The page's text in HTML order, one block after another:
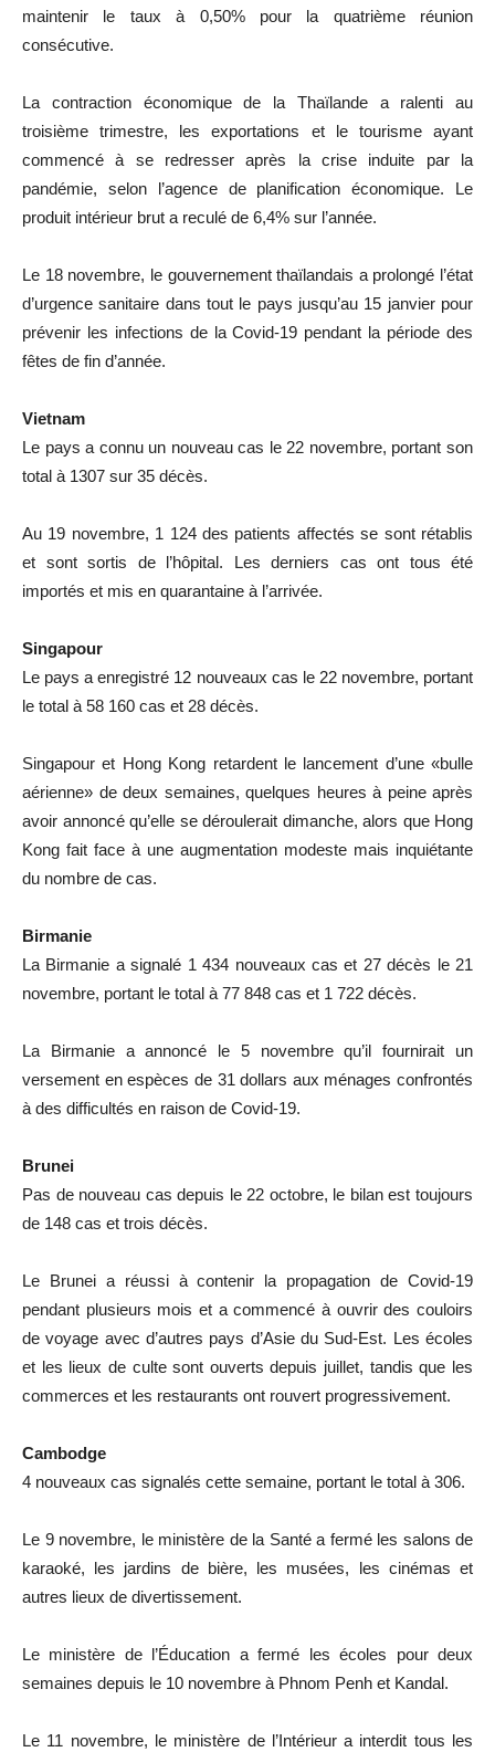
maintenir le taux à 0,50% pour la quatrième réunion
consécutive.
La contraction économique de la Thaïlande a ralenti au
troisième trimestre, les exportations et le tourisme ayant
commencé à se redresser après la crise induite par la
pandémie, selon l’agence de planification économique. Le
produit intérieur brut a reculé de 6,4% sur l’année.
Le 18 novembre, le gouvernement thaïlandais a prolongé l’état
d’urgence sanitaire dans tout le pays jusqu’au 15 janvier pour
prévenir les infections de la Covid-19 pendant la période des
fêtes de fin d’année.
Vietnam
Le pays a connu un nouveau cas le 22 novembre, portant son
total à 1307 sur 35 décès.
Au 19 novembre, 1 124 des patients affectés se sont rétablis
et sont sortis de l’hôpital. Les derniers cas ont tous été
importés et mis en quarantaine à l’arrivée.
Singapour
Le pays a enregistré 12 nouveaux cas le 22 novembre, portant
le total à 58 160 cas et 28 décès.
Singapour et Hong Kong retardent le lancement d’une «bulle
aérienne» de deux semaines, quelques heures à peine après
avoir annoncé qu’elle se déroulerait dimanche, alors que Hong
Kong fait face à une augmentation modeste mais inquiétante
du nombre de cas.
Birmanie
La Birmanie a signalé 1 434 nouveaux cas et 27 décès le 21
novembre, portant le total à 77 848 cas et 1 722 décès.
La Birmanie a annoncé le 5 novembre qu’il fournirait un
versement en espèces de 31 dollars aux ménages confrontés
à des difficultés en raison de Covid-19.
Brunei
Pas de nouveau cas depuis le 22 octobre, le bilan est toujours
de 148 cas et trois décès.
Le Brunei a réussi à contenir la propagation de Covid-19
pendant plusieurs mois et a commencé à ouvrir des couloirs
de voyage avec d’autres pays d’Asie du Sud-Est. Les écoles
et les lieux de culte sont ouverts depuis juillet, tandis que les
commerces et les restaurants ont rouvert progressivement.
Cambodge
4 nouveaux cas signalés cette semaine, portant le total à 306.
Le 9 novembre, le ministère de la Santé a fermé les salons de
karaoké, les jardins de bière, les musées, les cinémas et
autres lieux de divertissement.
Le ministère de l’Éducation a fermé les écoles pour deux
semaines depuis le 10 novembre à Phnom Penh et Kandal.
Le 11 novembre, le ministère de l’Intérieur a interdit tous les